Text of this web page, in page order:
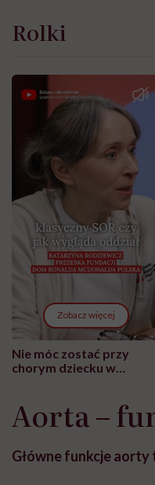
Rolki
Zobacz więcej
Nie móc zostać przy
chorym dziecku w
może chyba tylko
głupota i brak
Aorta –
Główne funkcje aorty